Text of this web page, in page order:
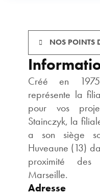
NOS POINTS
Créé en
représente la
pour vos
Stainczyk, la
a son siège
Huveaune (13)
proximité
Marseille.
Adresse